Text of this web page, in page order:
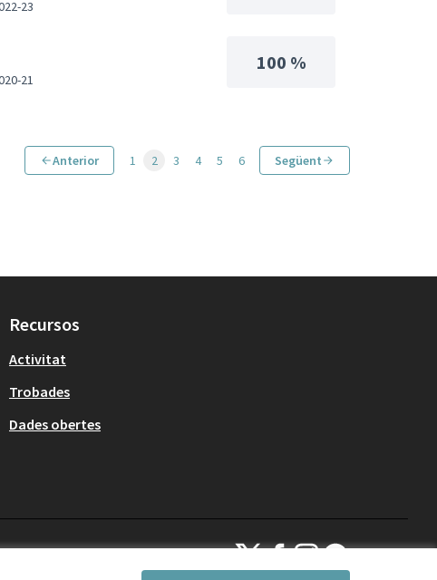
23
21
100 %
Anterior 1 2 3 4 5 6 Següent
Recursos
Activitat
Trobades
Dades obertes
Decidim Sant Cugat a X
Decidim Sant Cugat a Facebook
Decidim Sant Cugat a
Decidim Sant Cugat